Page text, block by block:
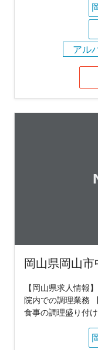
アル
岡山県岡山
【岡山県求人情報
院内での調理業務
食事の調理盛り付